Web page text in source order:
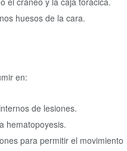
huesos de la cara.
en:
de lesiones.
hematopoyesis.
para permitir el movimiento